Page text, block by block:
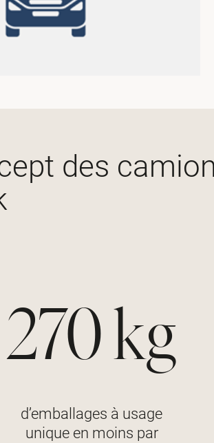
des
270 kg
d’emballages à usage
unique en moins par